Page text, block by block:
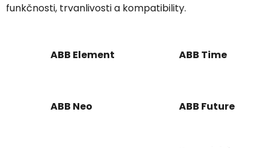
funkčnosti, trvanlivosti a kompatibility.
ABB Element ABB Time
ABB Neo ABB Future